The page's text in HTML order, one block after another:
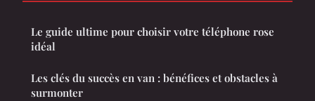
Le guide ultime pour choisir votre téléphone rose
idéal
Les clés du succès en van : bénéfices et obstacles à
surmonter